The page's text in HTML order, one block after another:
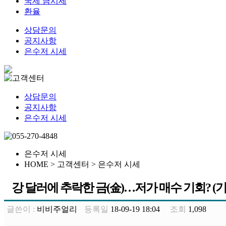
환율
상담문의
공지사항
은수저 시세
상담문의
공지사항
은수저 시세
은수저 시세
HOME > 고객센터 > 은수저 시세
강 달러에 추락한 금(金)…저가 매수 기회? (
글쓴이 : 비비주얼리 등록일 18-09-19 18:04 조회 1,098